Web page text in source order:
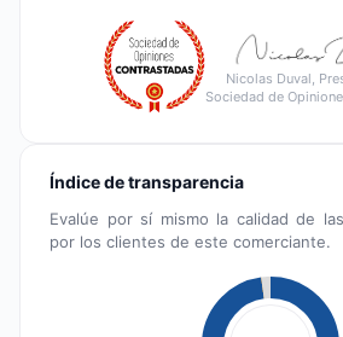
Nicolas Duval,
Sociedad de
Índice de transparencia
Evalúe por sí mismo la calidad de
por los clientes de este comerciante.